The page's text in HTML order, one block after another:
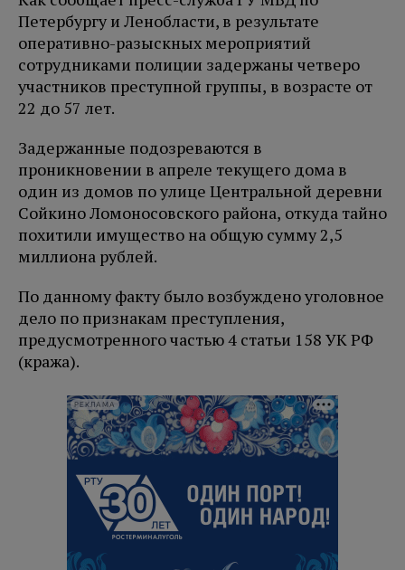
Петербургу и Ленобласти, в результате
оперативно-разыскных мероприятий
сотрудниками полиции задержаны четверо
участников преступной группы, в возрасте от
22 до 57 лет.
Задержанные подозреваются в
проникновении в апреле текущего дома в
один из домов по улице Центральной деревни
Сойкино Ломоносовского района, откуда тайно
похитили имущество на общую сумму 2,5
миллиона рублей.
По данному факту было возбуждено уголовное
дело по признакам преступления,
предусмотренного частью 4 статьи 158 УК РФ
(кража).
РЕКЛАМА